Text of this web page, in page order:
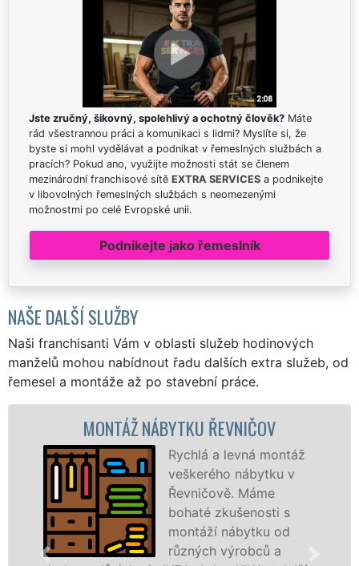
Jste zručný, šikovný, spolehlivý a ochotný člověk? Máte
rád všestrannou práci a komunikaci s lidmi? Myslíte si, že
byste si mohl vydělávat a podnikat v řemeslných službách a
pracích? Pokud ano, využijte možnosti stát se členem
mezinárodní franchisové sítě EXTRA SERVICES a podnikejte
v libovolných řemeslných službách s neomezenými
možnostmi po celé Evropské unii.
Podnikejte jako řemeslník
NAŠE DALŠÍ SLUŽBY
Naši franchisanti Vám v oblasti služeb hodinových
manželů mohou nabídnout řadu dalších extra služeb, od
řemesel a montáže až po stavební práce.
NÁBYTKU ŘEVNIČOV
Rychlá a levná montáž
veškerého nábytku v
Řevničově. Máme
bohaté zkušenosti s
montáží nábytku od
různých výrobců a